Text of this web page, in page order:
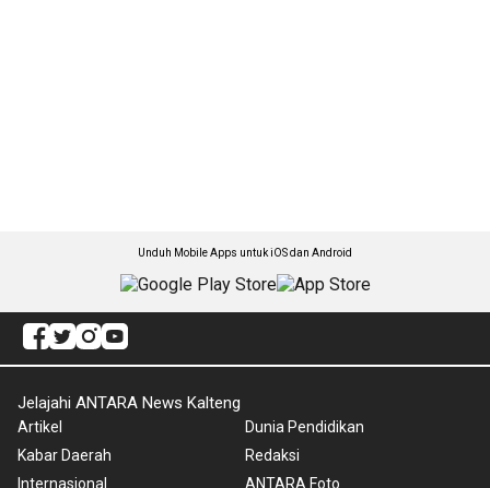
Unduh Mobile Apps untuk iOS dan Android
Jelajahi ANTARA News Kalteng
Artikel
Kabar Daerah
Internasional
Dunia Pendidikan
Redaksi
ANTARA Foto